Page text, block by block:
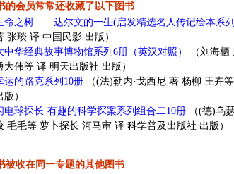
的会员常常还收藏了以下图书
命之树——达尔文的一生(启发精选名人传记绘本系
张琰 译 中国民影 出版）
中华经典故事博物馆系列6册（英汉对照）
（刘海
大伟等 译 明天出版社 出版）
运的路克系列10册 （(法)勒内·戈西尼 著 杨柳 王卉
版）
电球探长·有趣的科学探案系列组合二10册 （(德)乌
毛毛等 萝卜探长 河马审 译 科学普及出版社 出版）
被收在同一专题的其他图书